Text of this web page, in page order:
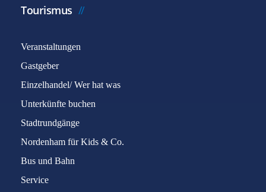
Tourismus
Veranstaltungen
Gastgeber
Einzelhandel/ Wer hat was
Unterkünfte buchen
Stadtrundgänge
Nordenham für Kids & Co.
Bus und Bahn
Service